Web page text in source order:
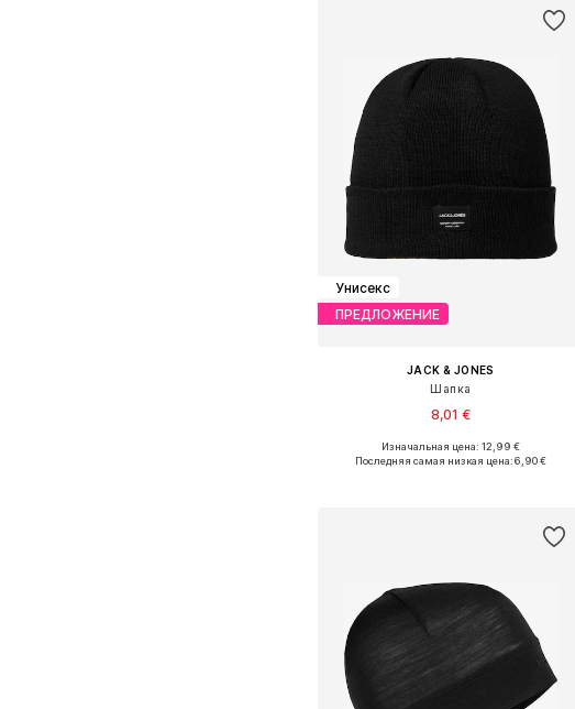
Унисекс
ПРЕДЛОЖЕНИЕ
JACK & JONES
Шапка
8,01 €
Доступные размеры: 55-60
Изначальная цена: 12,99 €
Последняя самая низкая цена:6,90 €